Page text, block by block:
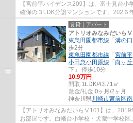
【宮前平ハイデンス209】は、富士見台
確保の３LDK分譲マンションです。202６
し、きれいな室内空間へ生まれ変わりまし
賃貸｜アパート
アトリオみなみだいらⅤ
東急田園都市線 「 溝の口
歩2分
東急田園都市線 「 宮前平
小田急小田原線 「 向ヶ
下」 停歩10分
10.9万円
間取:1LDK/43.71㎡
敷金/礼金:0ヶ月/2ヶ月
神奈川県川崎市宮前区
【アトリオみなみだいらⅤ101】は、
お部屋です。白幡台小学校・犬蔵中学校